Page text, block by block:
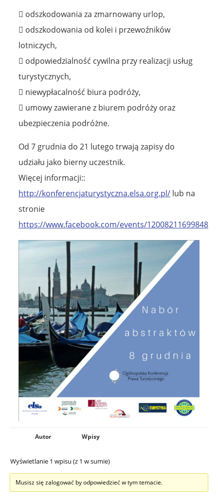
 odszkodowania za zmarnowany urlop,
 odszkodowania od kolei i przewoźników
lotniczych,
 odpowiedzialność cywilna przy realizacji usług
turystycznych,
 niewypłacalność biura podróży,
 umowy zawierane z biurem podróży oraz
ubezpieczenia podróżne.
Od 7 grudnia do 21 lutego trwają zapisy do
udziału jako bierny uczestnik.
Więcej informacji::
http://konferencjaturystyczna.elsa.org.pl/ lub na
stronie
https://www.facebook.com/events/
Autor Wpisy
Wyświetlanie 1 wpisu (z 1 w sumie)
Musisz się zalogować by odpowiedzieć w tym temacie.